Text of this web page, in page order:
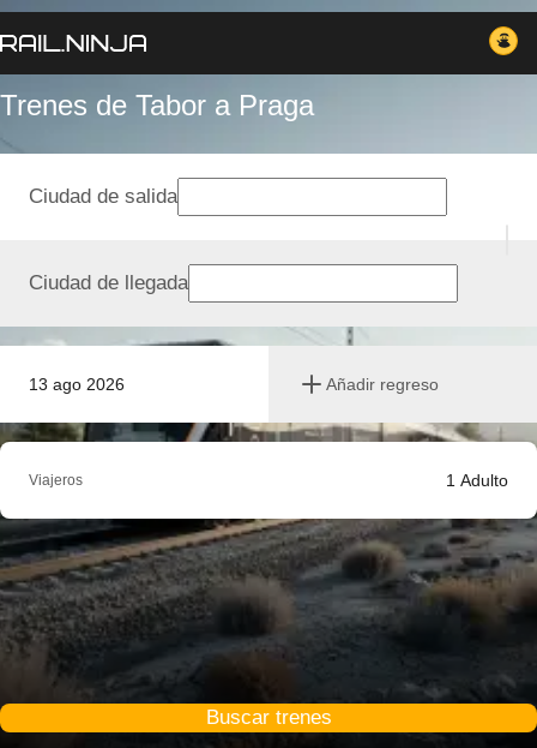
Trenes de Tabor a Praga
13 ago 2026 Añadir regreso
Ciudad de salida
Ciudad de llegada
Viajeros 1 Adulto
Buscar trenes